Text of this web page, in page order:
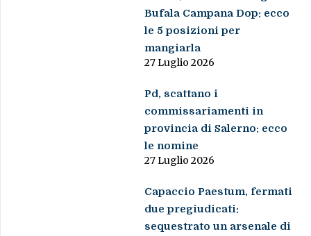
Bufala Campana Dop: ecco
le 5 posizioni per
mangiarla
27 Luglio 2026
Pd, scattano i
commissariamenti in
provincia di Salerno: ecco
le nomine
27 Luglio 2026
Capaccio Paestum, fermati
due pregiudicati:
sequestrato un arsenale di